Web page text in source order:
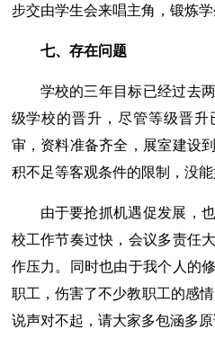
步交由学生会来唱主角，锻炼学
七、存在问题
学校的三年目标已经过去
级学校的晋升，尽管等级晋
审，资料准备齐全，展室建设
积不足等客观条件的限制，没能
由于要抢抓机遇促发展，
校工作节奏过快，会议多责任
作压力。同时也由于我个人的
职工，伤害了不少教职工的感
说声对不起，请大家多包涵多原